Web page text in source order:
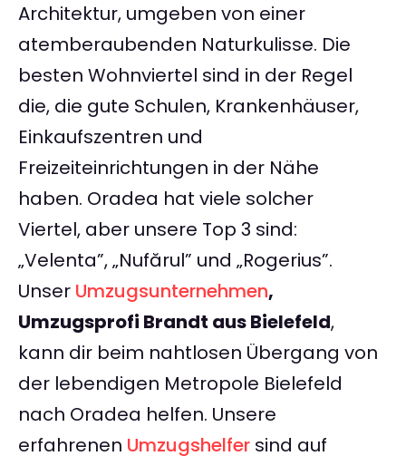
Architektur, umgeben von einer
atemberaubenden Naturkulisse. Die
besten Wohnviertel sind in der Regel
die, die gute Schulen, Krankenhäuser,
Einkaufszentren und
Freizeiteinrichtungen in der Nähe
haben. Oradea hat viele solcher
Viertel, aber unsere Top 3 sind:
„Velenta”, „Nufărul” und „Rogerius”.
Unser Umzugsunternehmen,
Umzugsprofi Brandt aus Bielefeld,
kann dir beim nahtlosen Übergang von
der lebendigen Metropole Bielefeld
nach Oradea helfen. Unsere
erfahrenen Umzugshelfer sind auf